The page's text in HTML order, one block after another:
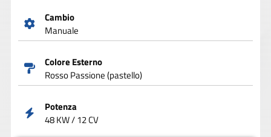
Cambio
Manuale
Colore Esterno
Rosso Passione (pastello)
Potenza
48 KW / 12 CV